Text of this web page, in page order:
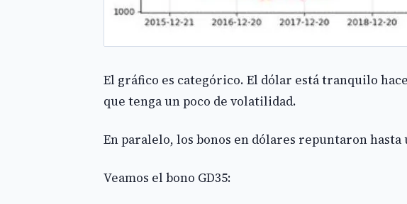
El gráfico es categórico. El dólar está tranquilo
que tenga un poco de volatilidad.
En paralelo, los bonos en dólares repuntaron
Veamos el bono GD35: